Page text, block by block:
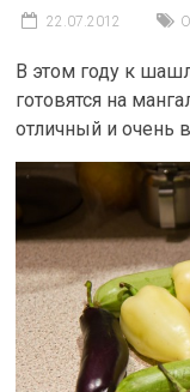
22.07.2012
В этом году к
готовятся на
отличный и очень